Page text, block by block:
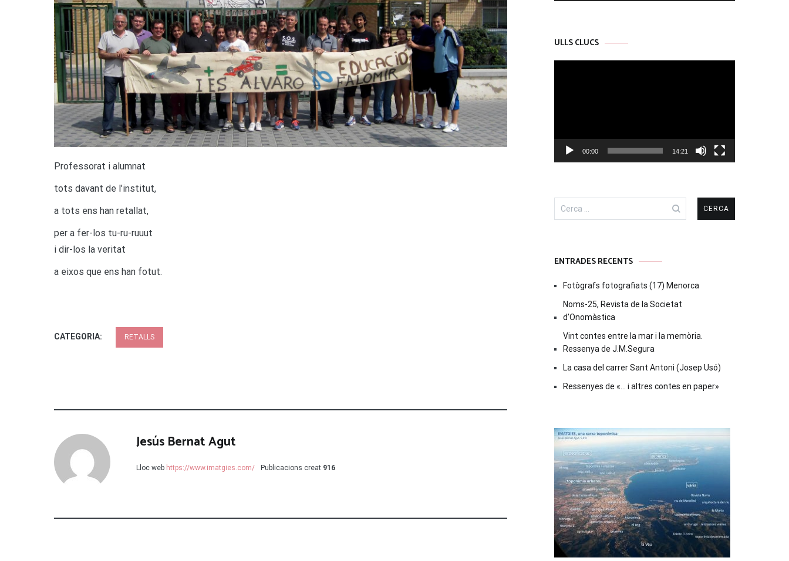
Professorat i alumnat
tots davant de l’institut,
a tots ens han retallat,
per a fer-los tu-ru-ruuut
i dir-los la veritat
a eixos que ens han fotut.
CATEGORIA: RETALLS
Jesús Bernat Agut
Lloc web https://www.imatgies.com/ Publicacions creat 916
ULLS CLUCS
00:00 14:21
ENTRADES RECENTS
Fotògrafs fotografiats (17) Menorca
Noms-25, Revista de la Societat
d’Onomàstica
Vint contes entre la mar i la memòria.
Ressenya de J.M.Segura
La casa del carrer Sant Antoni (Josep Usó)
Ressenyes de «… i altres contes en paper»